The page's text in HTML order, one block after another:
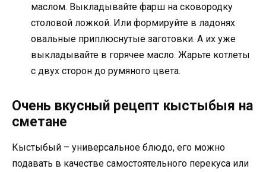
маслом. Выкладывайте фарш на сковородку
столовой ложкой. Или формируйте в ладонях
овальные приплюснутые заготовки. А их уже
выкладывайте в горячее масло. Жарьте котлеты
с двух сторон до румяного цвета.
Очень вкусный рецепт кыстыбыя на
сметане
Кыстыбый – универсальное блюдо, его можно
подавать в качестве самостоятельного перекуса или